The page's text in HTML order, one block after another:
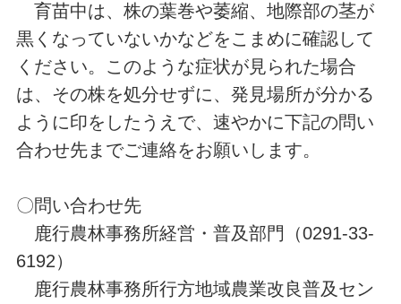
育苗中は、株の葉巻や萎縮、地際部の茎が
黒くなっていないかなどをこまめに確認して
ください。このような症状が見られた場合
は、その株を処分せずに、発見場所が分かる
ように印をしたうえで、速やかに下記の問い
合わせ先までご連絡をお願いします。
〇問い合わせ先
鹿行農林事務所経営・普及部門（0291-33-
6192）
鹿行農林事務所行方地域農業改良普及セン